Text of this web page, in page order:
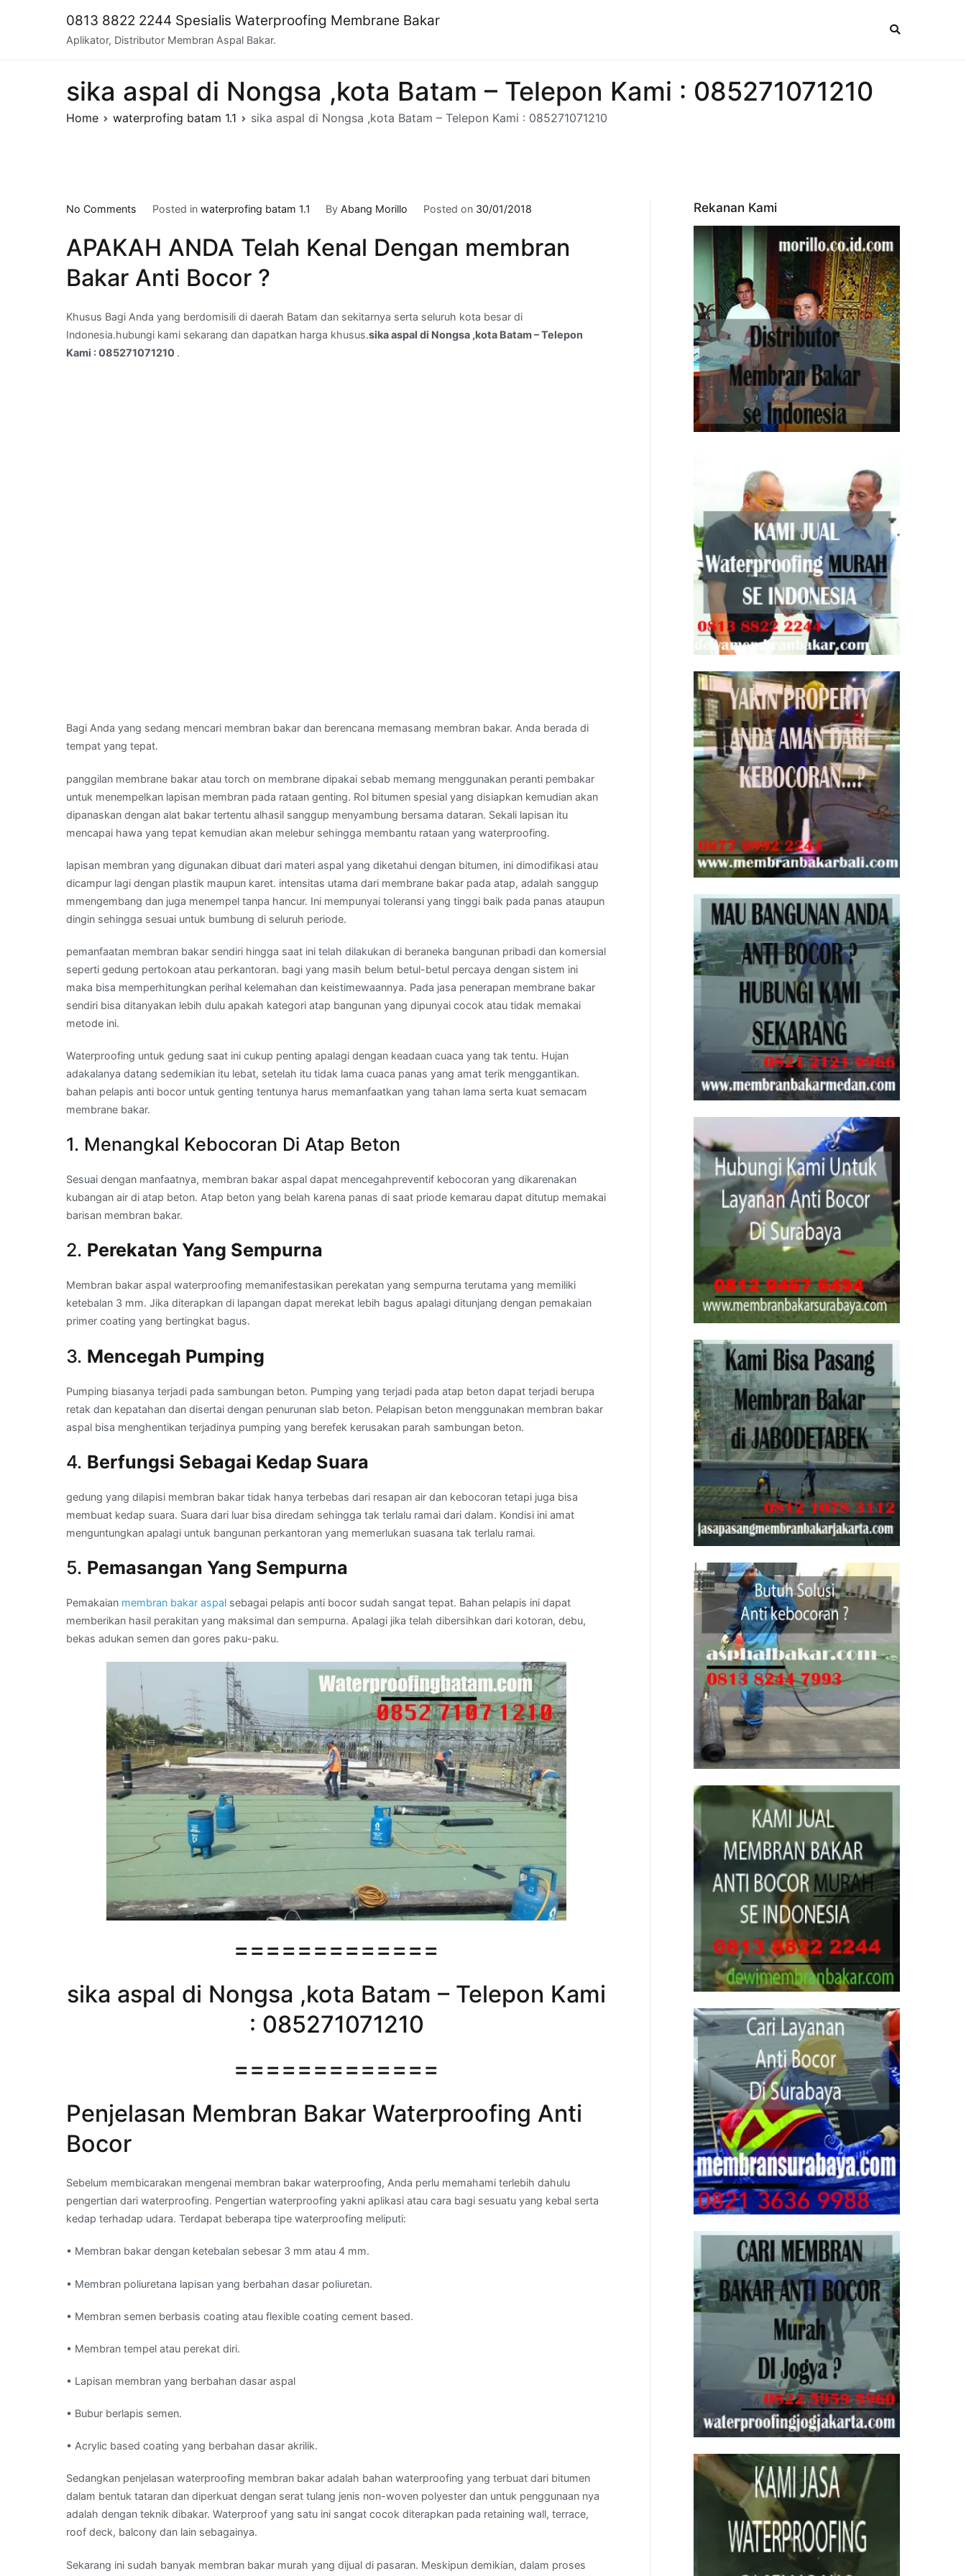
0813 8822 2244 Spesialis Waterproofing Membrane Bakar
Aplikator, Distributor Membran Aspal Bakar.
sika aspal di Nongsa ,kota Batam – Telepon Kami : 085271071210
Home waterprofing batam 1.1 sika aspal di Nongsa ,kota Batam – Telepon Kami : 085271071210
No Comments
aspal
Nongsa
Batam
–
Telepon
Posted in waterprofing batam 1.1 ByAbang Morillo Posted on 30/01/2018
APAKAH ANDA Telah Kenal Dengan membran
Bakar Anti Bocor ?
Khusus Bagi Anda yang berdomisili di daerah Batam dan sekitarnya serta seluruh kota besar di
Indonesia.hubungi kami sekarang dan dapatkan harga khusus.sika aspal di Nongsa ,kota Batam – Telepon
Kami : 085271071210 .
Bagi Anda yang sedang mencari membran bakar dan berencana memasang membran bakar. Anda berada di
tempat yang tepat.
panggilan membrane bakar atau torch on membrane dipakai sebab memang menggunakan peranti pembakar
untuk menempelkan lapisan membran pada rataan genting. Rol bitumen spesial yang disiapkan kemudian akan
dipanaskan dengan alat bakar tertentu alhasil sanggup menyambung bersama dataran. Sekali lapisan itu
mencapai hawa yang tepat kemudian akan melebur sehingga membantu rataan yang waterproofing.
lapisan membran yang digunakan dibuat dari materi aspal yang diketahui dengan bitumen, ini dimodifikasi atau
dicampur lagi dengan plastik maupun karet. intensitas utama dari membrane bakar pada atap, adalah sanggup
mmengembang dan juga menempel tanpa hancur. Ini mempunyai toleransi yang tinggi baik pada panas ataupun
dingin sehingga sesuai untuk bumbung di seluruh periode.
pemanfaatan membran bakar sendiri hingga saat ini telah dilakukan di beraneka bangunan pribadi dan komersial
seperti gedung pertokoan atau perkantoran. bagi yang masih belum betul-betul percaya dengan sistem ini
maka bisa memperhitungkan perihal kelemahan dan keistimewaannya. Pada jasa penerapan membrane bakar
sendiri bisa ditanyakan lebih dulu apakah kategori atap bangunan yang dipunyai cocok atau tidak memakai
metode ini.
Waterproofing untuk gedung saat ini cukup penting apalagi dengan keadaan cuaca yang tak tentu. Hujan
adakalanya datang sedemikian itu lebat, setelah itu tidak lama cuaca panas yang amat terik menggantikan.
bahan pelapis anti bocor untuk genting tentunya harus memanfaatkan yang tahan lama serta kuat semacam
membrane bakar.
1. Menangkal Kebocoran Di Atap Beton
Sesuai dengan manfaatnya, membran bakar aspal dapat mencegahpreventif kebocoran yang dikarenakan
kubangan air di atap beton. Atap beton yang belah karena panas di saat priode kemarau dapat ditutup memakai
barisan membran bakar.
2. Perekatan Yang Sempurna
Membran bakar aspal waterproofing memanifestasikan perekatan yang sempurna terutama yang memiliki
ketebalan 3 mm. Jika diterapkan di lapangan dapat merekat lebih bagus apalagi ditunjang dengan pemakaian
primer coating yang bertingkat bagus.
3. Mencegah Pumping
Pumping biasanya terjadi pada sambungan beton. Pumping yang terjadi pada atap beton dapat terjadi berupa
retak dan kepatahan dan disertai dengan penurunan slab beton. Pelapisan beton menggunakan membran bakar
aspal bisa menghentikan terjadinya pumping yang berefek kerusakan parah sambungan beton.
4. Berfungsi Sebagai Kedap Suara
gedung yang dilapisi membran bakar tidak hanya terbebas dari resapan air dan kebocoran tetapi juga bisa
membuat kedap suara. Suara dari luar bisa diredam sehingga tak terlalu ramai dari dalam. Kondisi ini amat
menguntungkan apalagi untuk bangunan perkantoran yang memerlukan suasana tak terlalu ramai.
5. Pemasangan Yang Sempurna
Pemakaian membran bakar aspal sebagai pelapis anti bocor sudah sangat tepat. Bahan pelapis ini dapat
memberikan hasil perakitan yang maksimal dan sempurna. Apalagi jika telah dibersihkan dari kotoran, debu,
bekas adukan semen dan gores paku-paku.
=============
sika aspal di Nongsa ,kota Batam – Telepon Kami
: 085271071210
=============
Penjelasan Membran Bakar Waterproofing Anti
Bocor
Sebelum membicarakan mengenai membran bakar waterproofing, Anda perlu memahami terlebih dahulu
pengertian dari waterproofing. Pengertian waterproofing yakni aplikasi atau cara bagi sesuatu yang kebal serta
kedap terhadap udara. Terdapat beberapa tipe waterproofing meliputi:
• Membran bakar dengan ketebalan sebesar 3 mm atau 4 mm.
• Membran poliuretana lapisan yang berbahan dasar poliuretan.
• Membran semen berbasis coating atau flexible coating cement based.
• Membran tempel atau perekat diri.
• Lapisan membran yang berbahan dasar aspal
• Bubur berlapis semen.
• Acrylic based coating yang berbahan dasar akrilik.
Sedangkan penjelasan waterproofing membran bakar adalah bahan waterproofing yang terbuat dari bitumen
dalam bentuk tataran dan diperkuat dengan serat tulang jenis non-woven polyester dan untuk penggunaan nya
adalah dengan teknik dibakar. Waterproof yang satu ini sangat cocok diterapkan pada retaining wall, terrace,
roof deck, balcony dan lain sebagainya.
Sekarang ini sudah banyak membran bakar murah yang dijual di pasaran. Meskipun demikian, dalam proses
Rekanan Kami